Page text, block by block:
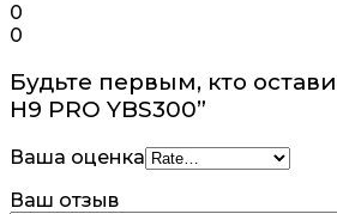
0
0
Будьте первым, кто
H9 PRO YBS300”
Ваша оценка
Ваш отзыв